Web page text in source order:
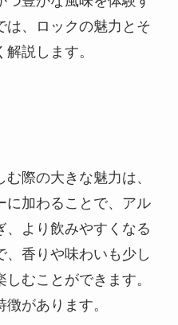
は、ロックの魅力とそ
説します。
際の大きな魅力は、
に加わることで、アル
、より飲みやすくなる
、香りや味わいも少し
むことができます。
があります。